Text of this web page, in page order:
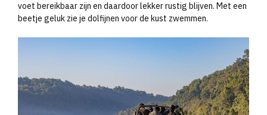
voet bereikbaar zijn en daardoor lekker rustig blijven. Met een
beetje geluk zie je dolfijnen voor de kust zwemmen.